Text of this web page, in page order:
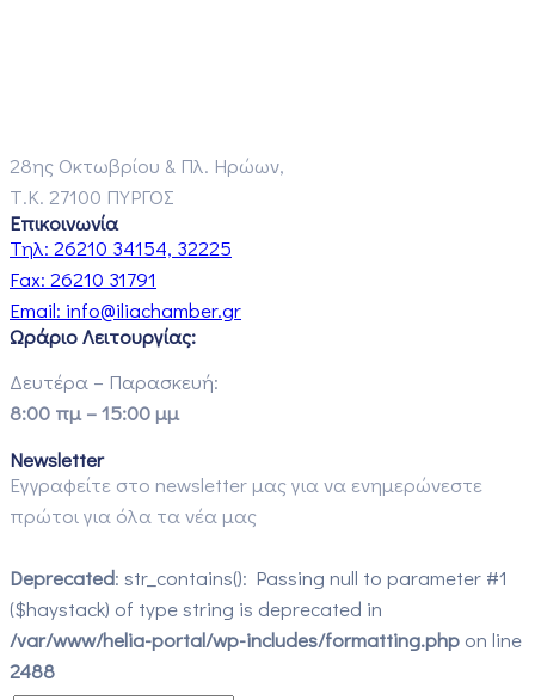
28ης Οκτωβρίου & Πλ. Ηρώων,
Τ.Κ. 27100 ΠΥΡΓΟΣ
Επικοινωνία
Τηλ: 26210 34154, 32225
Fax: 26210 31791
Email: info@iliachamber.gr
Ωράριο Λειτουργίας:
Δευτέρα – Παρασκευή:
8:00 πμ – 15:00 μμ
Newsletter
Εγγραφείτε στο newsletter μας για να ενημερώνεστε
πρώτοι για όλα τα νέα μας
Deprecated: str_contains(): Passing null to parameter #1
($haystack) of type string is deprecated in
/var/www/helia-portal/wp-includes/formatting.php on line
2488